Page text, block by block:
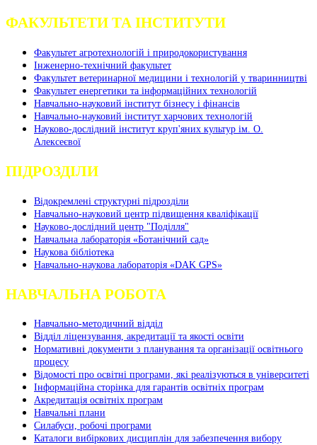
ФАКУЛЬТЕТИ ТА ІНСТИТУТИ
Факультет агротехнологій і природокористування
Інженерно-технічний факультет
Факультет ветеринарної медицини і технологій у тваринництві
Факультет енергетики та інформаційних технологій
Навчально-науковий інститут бізнесу і фінансів
Навчально-науковий інститут харчових технологій
Науково-дослідний інститут круп'яних культур ім. О.
Алексеєвої
ПІДРОЗДІЛИ
Відокремлені структурні підрозділи
Навчально-науковий центр підвищення кваліфікації
Науково-дослідний центр "Поділля"
Навчальна лабораторія «Ботанічний сад»
Наукова бібліотека
Навчально-наукова лабораторія «DAK GPS»
НАВЧАЛЬНА РОБОТА
Навчально-методичний відділ
Відділ ліцензування, акредитації та якості освіти
Нормативні документи з планування та організації освітнього
процесу
Відомості про освітні програми, які реалізуються в університеті
Інформаційна сторінка для гарантів освітніх програм
Акредитація освітніх програм
Навчальні плани
Силабуси, робочі програми
Каталоги вибіркових дисциплін для забезпечення вибору